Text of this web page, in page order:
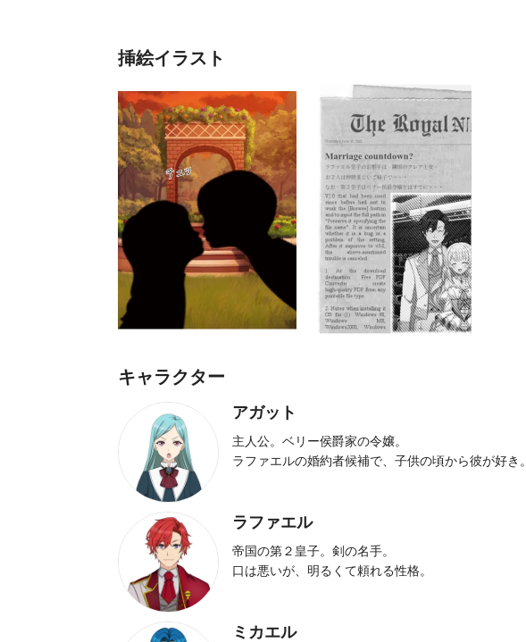
挿絵イラスト
キャラクター
アガット
主人公。ベリー侯爵家の令嬢。
ラファエルの婚約者候補で、子供の頃から彼が好き。
ラファエル
帝国の第２皇子。剣の名手。
口は悪いが、明るくて頼れる性格。
ミカエル